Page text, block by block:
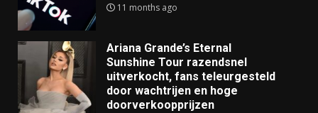
11 months ago
Ariana Grande’s Eternal
Sunshine Tour razendsnel
uitverkocht, fans teleurgesteld
door wachtrijen en hoge
doorverkoopprijzen